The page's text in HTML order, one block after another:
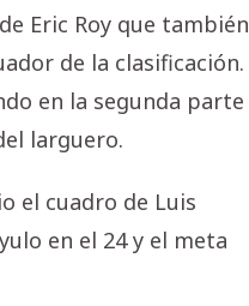
Eric Roy que también
de la clasificación.
en la segunda parte
larguero.
el cuadro de Luis
en el 24 y el meta